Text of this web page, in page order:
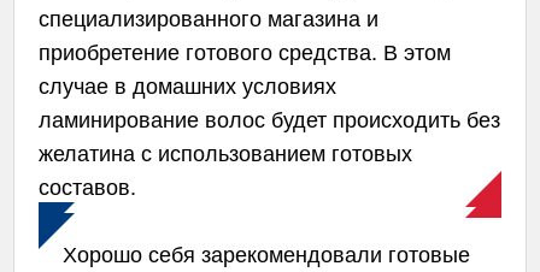
специализированного магазина и
приобретение готового средства. В этом
случае в домашних условиях
ламинирование волос будет происходить без
желатина с использованием готовых
составов.
Хорошо себя зарекомендовали готовые